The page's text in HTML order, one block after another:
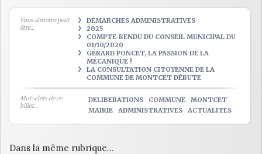
Vous aimerez peut
être...
DÉMARCHES ADMINISTRATIVES
2025
COMPTE-RENDU DU CONSEIL MUNICIPAL DU
01/10/2020
GÉRARD PONCET, LA PASSION DE LA
MÉCANIQUE !
LA CONSULTATION CITOYENNE DE LA
COMMUNE DE MONTCET DÉBUTE
Mot-clefs de ce
billet...
DELIBERATIONS COMMUNE
MONTCET
MAIRIE
ADMINISTRATIVES ACTUALITES
Dans la même rubrique...